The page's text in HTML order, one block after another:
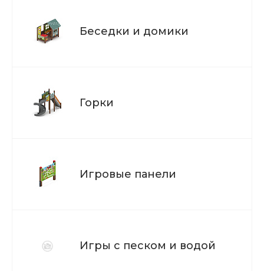
Беседки и домики
Горки
Игровые панели
Игры с песком и водой